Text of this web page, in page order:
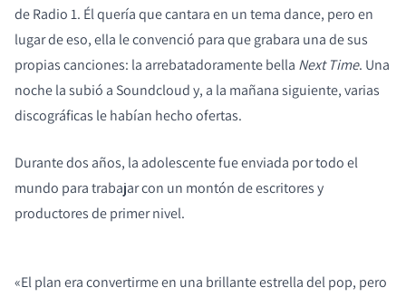
de Radio 1. Él quería que cantara en un tema dance, pero en
lugar de eso, ella le convenció para que grabara una de sus
propias canciones: la arrebatadoramente bella Next Time. Una
noche la subió a Soundcloud y, a la mañana siguiente, varias
discográficas le habían hecho ofertas.
Durante dos años, la adolescente fue enviada por todo el
mundo para trabajar con un montón de escritores y
productores de primer nivel.
«El plan era convertirme en una brillante estrella del pop, pero